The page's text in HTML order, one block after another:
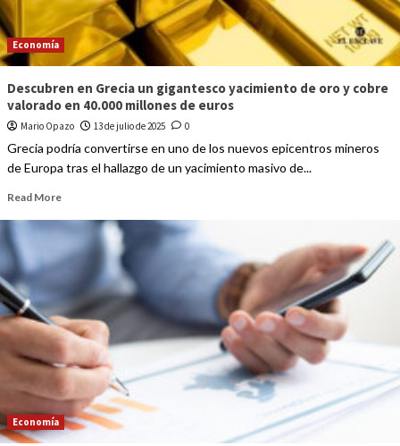
Economía
Descubren en Grecia un gigantesco yacimiento de oro y cobre
valorado en 40.000 millones de euros
Mario Opazo 13 de julio de 2025 0
Grecia podría convertirse en uno de los nuevos epicentros mineros
de Europa tras el hallazgo de un yacimiento masivo de...
Read More
Economía